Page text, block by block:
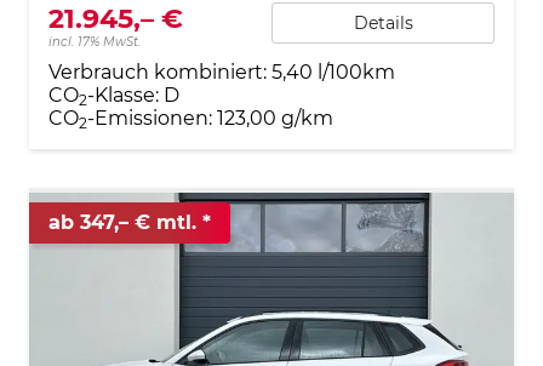
21.945,– €
incl. 17% MwSt.
Details
Verbrauch kombiniert: 5,40 l/100km
CO2-Klasse: D
CO2-Emissionen: 123,00 g/km
ab 347,– € mtl.